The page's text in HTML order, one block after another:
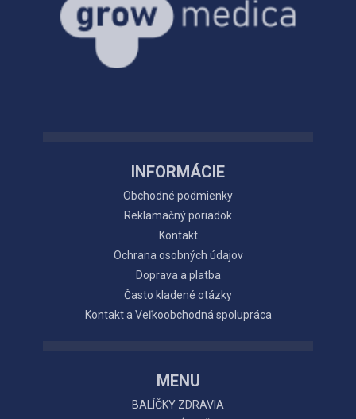
INFORMÁCIE
Obchodné podmienky
Reklamačný poriadok
Kontakt
Ochrana osobných údajov
Doprava a platba
Často kladené otázky
Kontakt a Veľkoobchodná spolupráca
MENU
BALÍČKY ZDRAVIA